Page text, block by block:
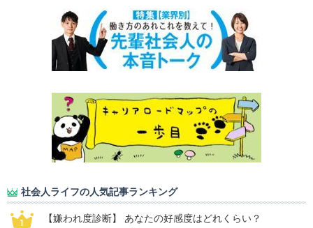
社会人ライフの人気記事ランキング
【嫌われ度診断】 あなたの好感度はどれくらい？